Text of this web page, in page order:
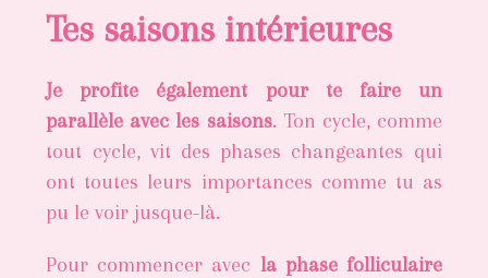
Tes saisons intérieures
Je profite également pour te faire un
parallèle avec les saisons. Ton cycle, comme
tout cycle, vit des phases changeantes qui
ont toutes leurs importances comme tu as
pu le voir jusque-là.
Pour commencer avec la phase folliculaire